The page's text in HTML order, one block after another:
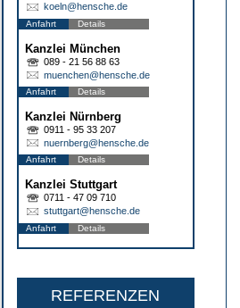
koeln@hensche.de
Anfahrt Details
Kanzlei München
089 - 21 56 88 63
muenchen@hensche.de
Anfahrt Details
Kanzlei Nürnberg
0911 - 95 33 207
nuernberg@hensche.de
Anfahrt Details
Kanzlei Stuttgart
0711 - 47 09 710
stuttgart@hensche.de
Anfahrt Details
REFERENZEN